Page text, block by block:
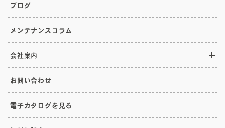
ブログ
メンテナンスコラム
会社案内
お問い合わせ
電子カタログを見る